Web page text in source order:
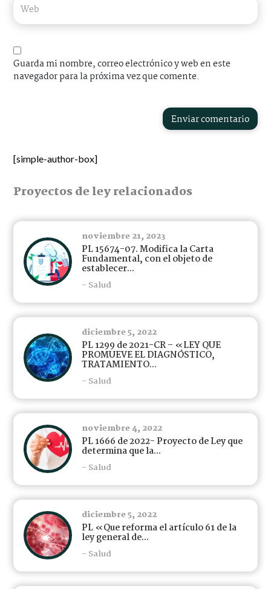
Guarda mi nombre, correo electrónico y web en este
navegador para la próxima vez que comente.
Enviar comentario
[simple-author-box]
Proyectos de ley relacionados
noviembre 21, 2023
PL 15674-07. Modifica la Carta
Fundamental, con el objeto de
establecer...
- Salud
diciembre 5, 2022
PL 1299 de 2021-CR – «LEY QUE
PROMUEVE EL DIAGNÓSTICO,
TRATAMIENTO...
- Salud
noviembre 4, 2022
PL 1666 de 2022- Proyecto de Ley que
determina que la...
- Salud
diciembre 5, 2022
PL «Que reforma el artículo 61 de la
ley general de...
- Salud